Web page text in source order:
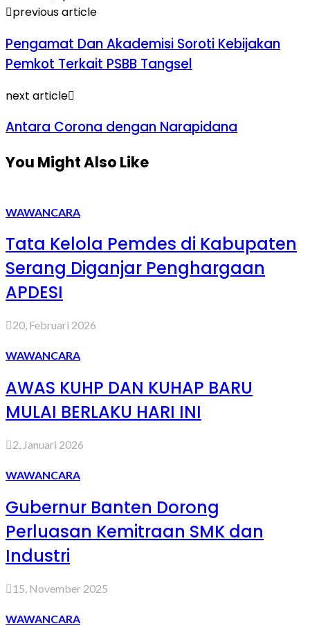
previous article
Pengamat Dan Akademisi Soroti Kebijakan
Pemkot Terkait PSBB Tangsel
next article
Antara Corona dengan Narapidana
You Might Also Like
WAWANCARA
Tata Kelola Pemdes di Kabupaten
Serang Diganjar Penghargaan
APDESI
20, Februari 2026
WAWANCARA
AWAS KUHP DAN KUHAP BARU
MULAI BERLAKU HARI INI
2, Januari 2026
WAWANCARA
Gubernur Banten Dorong
Perluasan Kemitraan SMK dan
Industri
15, November 2025
WAWANCARA